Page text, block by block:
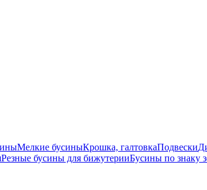
Мелкие бусиныКрошка, галтовкаПодвески
Резные бусины для бижутерииБусины по знаку